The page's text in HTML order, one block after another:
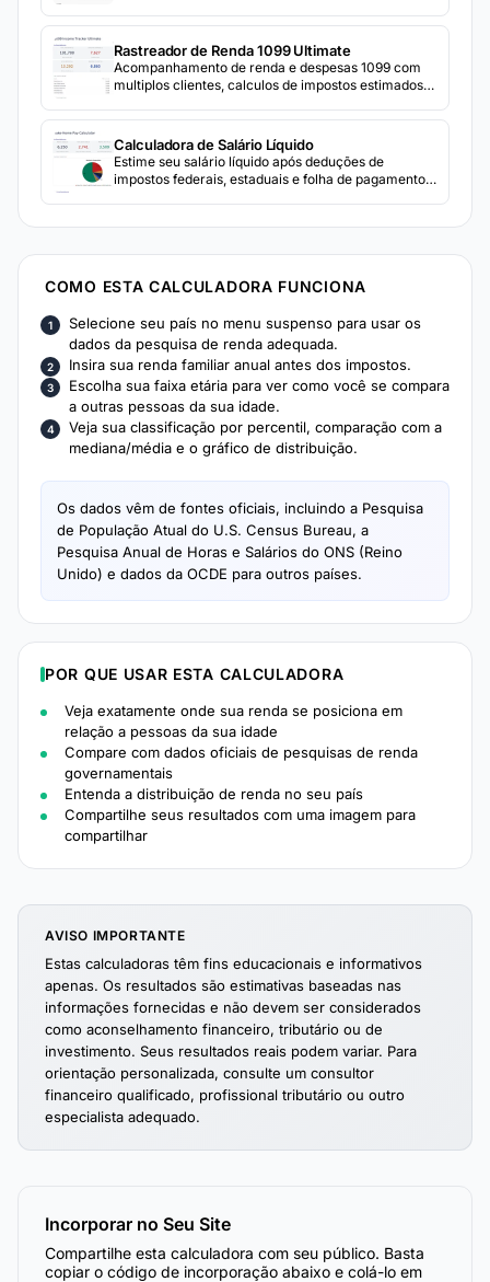
Rastreador de Renda 1099 Ultimate
Acompanhamento de renda e despesas 1099 com
multiplos clientes, calculos de impostos estimados
Calculadora de Salário Líquido
Estime seu salário líquido após deduções de
impostos federais, estaduais e folha de pagamento.
COMO ESTA CALCULADORA FUNCIONA
Selecione seu país no menu suspenso para usar os
dados da pesquisa de renda adequada.
Insira sua renda familiar anual antes dos impostos.
Escolha sua faixa etária para ver como você se compara
a outras pessoas da sua idade.
Veja sua classificação por percentil, comparação com a
mediana/média e o gráfico de distribuição.
Os dados vêm de fontes oficiais, incluindo a Pesquisa
de População Atual do U.S. Census Bureau, a
Pesquisa Anual de Horas e Salários do ONS (Reino
Unido) e dados da OCDE para outros países.
POR QUE USAR ESTA CALCULADORA
Veja exatamente onde sua renda se posiciona em
relação a pessoas da sua idade
Compare com dados oficiais de pesquisas de renda
governamentais
Entenda a distribuição de renda no seu país
Compartilhe seus resultados com uma imagem para
compartilhar
AVISO IMPORTANTE
Estas calculadoras têm fins educacionais e informativos
apenas. Os resultados são estimativas baseadas nas
informações fornecidas e não devem ser considerados
como aconselhamento financeiro, tributário ou de
investimento. Seus resultados reais podem variar. Para
orientação personalizada, consulte um consultor
financeiro qualificado, profissional tributário ou outro
especialista adequado.
Incorporar no Seu Site
Compartilhe esta calculadora com seu público. Basta
copiar o código de incorporação abaixo e colá-lo em